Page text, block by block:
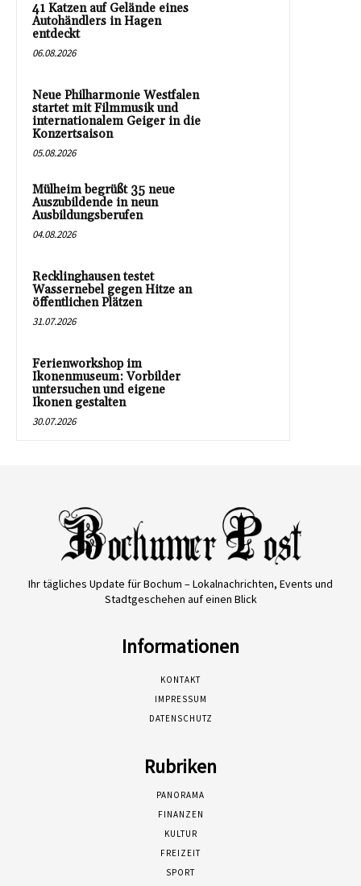
41 Katzen auf Gelände eines
Autohändlers in Hagen
entdeckt
06.08.2026
Neue Philharmonie Westfalen
startet mit Filmmusik und
internationalem Geiger in die
Konzertsaison
05.08.2026
Mülheim begrüßt 35 neue
Auszubildende in neun
Ausbildungsberufen
04.08.2026
Recklinghausen testet
Wassernebel gegen Hitze an
öffentlichen Plätzen
31.07.2026
Ferienworkshop im
Ikonenmuseum: Vorbilder
untersuchen und eigene
Ikonen gestalten
30.07.2026
Ihr tägliches Update für Bochum – Lokalnachrichten, Events und
Stadtgeschehen auf einen Blick
Informationen
KONTAKT
IMPRESSUM
DATENSCHUTZ
Rubriken
PANORAMA
FINANZEN
KULTUR
FREIZEIT
SPORT